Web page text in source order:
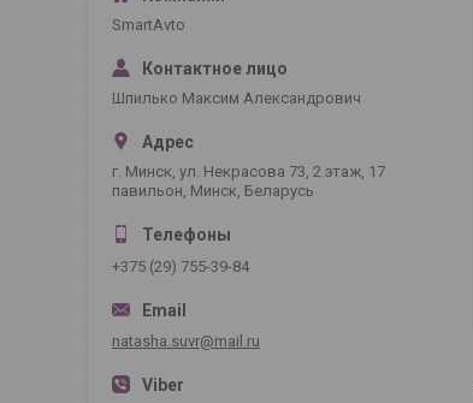
SmartAvto
Шпилько Максим Александрович
г. Минск, ул. Некрасова 73, 2 этаж, 17
павильон, Минск, Беларусь
+375 (29) 755-39-84
natasha.suvr@mail.ru